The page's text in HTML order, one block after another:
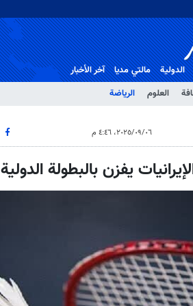
العلوم الرياضة
الدولية مالتي مدیا آخر الأخبار
٠٦‏/٠٩‏/٢٠٢٥، ٤:٤٦ م
يفزن بالبطولة الدولية